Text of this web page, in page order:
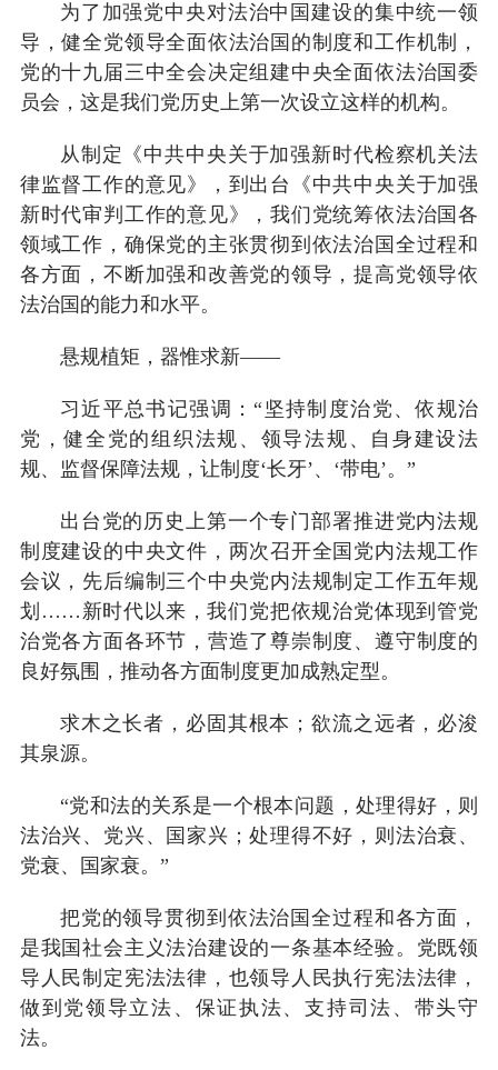
为了加强党中央对法治中国建设的集中统一领
导，健全党领导全面依法治国的制度和工作机制，
党的十九届三中全会决定组建中央全面依法治国委
员会，这是我们党历史上第一次设立这样的机构。
从制定《中共中央关于加强新时代检察机关法
律监督工作的意见》，到出台《中共中央关于加强
新时代审判工作的意见》，我们党统筹依法治国各
领域工作，确保党的主张贯彻到依法治国全过程和
各方面，不断加强和改善党的领导，提高党领导依
法治国的能力和水平。
悬规植矩，器惟求新——
习近平总书记强调：“坚持制度治党、依规治
党，健全党的组织法规、领导法规、自身建设法
规、监督保障法规，让制度‘长牙’、‘带电’。”
出台党的历史上第一个专门部署推进党内法规
制度建设的中央文件，两次召开全国党内法规工作
会议，先后编制三个中央党内法规制定工作五年规
划……新时代以来，我们党把依规治党体现到管党
治党各方面各环节，营造了尊崇制度、遵守制度的
良好氛围，推动各方面制度更加成熟定型。
求木之长者，必固其根本；欲流之远者，必浚
其泉源。
“党和法的关系是一个根本问题，处理得好，则
法治兴、党兴、国家兴；处理得不好，则法治衰、
党衰、国家衰。”
把党的领导贯彻到依法治国全过程和各方面，
是我国社会主义法治建设的一条基本经验。党既领
导人民制定宪法法律，也领导人民执行宪法法律，
做到党领导立法、保证执法、支持司法、带头守
法。